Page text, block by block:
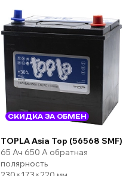
СКИДКА ЗА ОБМЕН
TOPLA Asia Top (56568 SMF)
65 Ач 650 А обратная
полярность